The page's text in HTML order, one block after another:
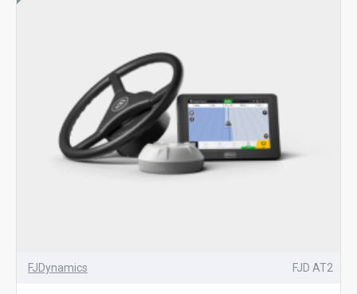
FJDynamics FJD AT2